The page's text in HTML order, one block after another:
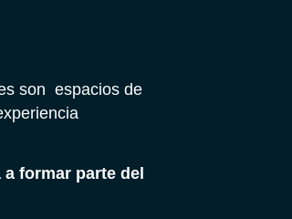
son espacios de
formar parte del